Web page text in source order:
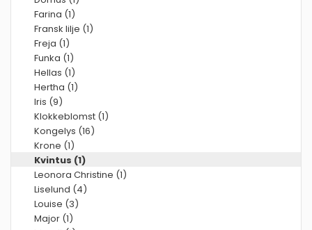
Farina (1)
Fransk lilje (1)
Freja (1)
Funka (1)
Hellas (1)
Hertha (1)
Iris (9)
Klokkeblomst (1)
Kongelys (16)
Krone (1)
Kvintus (1)
Leonora Christine (1)
Liselund (4)
Louise (3)
Major (1)